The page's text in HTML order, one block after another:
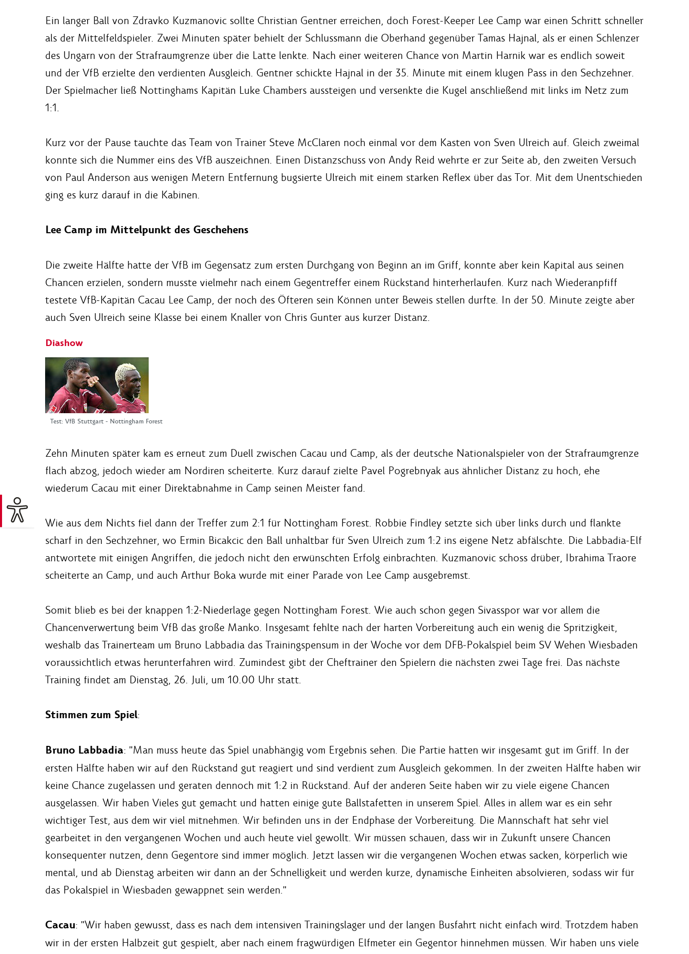
Ein langer Ball von Zdravko Kuzmanovic sollte Christian Gentner erreichen, doch Forest-Keeper Lee Camp war einen Schritt schneller
als der Mittelfeldspieler. Zwei Minuten später behielt der Schlussmann die Oberhand gegenüber Tamas Hajnal, als er einen Schlenzer
des Ungarn von der Strafraumgrenze über die Latte lenkte. Nach einer weiteren Chance von Martin Harnik war es endlich soweit
und der VfB erzielte den verdienten Ausgleich. Gentner schickte Hajnal in der 35. Minute mit einem klugen Pass in den Sechzehner.
Der Spielmacher ließ Nottinghams Kapitän Luke Chambers aussteigen und versenkte die Kugel anschließend mit links im Netz zum
1:1.
Kurz vor der Pause tauchte das Team von Trainer Steve McClaren noch einmal vor dem Kasten von Sven Ulreich auf. Gleich zweimal
konnte sich die Nummer eins des VfB auszeichnen. Einen Distanzschuss von Andy Reid wehrte er zur Seite ab, den zweiten Versuch
von Paul Anderson aus wenigen Metern Entfernung bugsierte Ulreich mit einem starken Reflex über das Tor. Mit dem Unentschieden
ging es kurz darauf in die Kabinen.
Lee Camp im Mittelpunkt des Geschehens
Die zweite Hälfte hatte der VfB im Gegensatz zum ersten Durchgang von Beginn an im Griff, konnte aber kein Kapital aus seinen
Chancen erzielen, sondern musste vielmehr nach einem Gegentreffer einem Rückstand hinterherlaufen. Kurz nach Wiederanpfiff
testete VfB-Kapitän Cacau Lee Camp, der noch des Öfteren sein Können unter Beweis stellen durfte. In der 50. Minute zeigte aber
auch Sven Ulreich seine Klasse bei einem Knaller von Chris Gunter aus kurzer Distanz.
Diashow
Test: VfB Stuttgart - Nottingham Forest
Zehn Minuten später kam es erneut zum Duell zwischen Cacau und Camp, als der deutsche Nationalspieler von der Strafraumgrenze
flach abzog, jedoch wieder am Nordiren scheiterte. Kurz darauf zielte Pavel Pogrebnyak aus ähnlicher Distanz zu hoch, ehe
wiederum Cacau mit einer Direktabnahme in Camp seinen Meister fand.
Wie aus dem Nichts fiel dann der Treffer zum 2:1 für Nottingham Forest. Robbie Findley setzte sich über links durch und flankte
scharf in den Sechzehner, wo Ermin Bicakcic den Ball unhaltbar für Sven Ulreich zum 1:2 ins eigene Netz abfälschte. Die Labbadia-Elf
antwortete mit einigen Angriffen, die jedoch nicht den erwünschten Erfolg einbrachten. Kuzmanovic schoss drüber, Ibrahima Traore
scheiterte an Camp, und auch Arthur Boka wurde mit einer Parade von Lee Camp ausgebremst.
Somit blieb es bei der knappen 1:2-Niederlage gegen Nottingham Forest. Wie auch schon gegen Sivasspor war vor allem die
Chancenverwertung beim VfB das große Manko. Insgesamt fehlte nach der harten Vorbereitung auch ein wenig die Spritzigkeit,
weshalb das Trainerteam um Bruno Labbadia das Trainingspensum in der Woche vor dem DFB-Pokalspiel beim SV Wehen Wiesbaden
voraussichtlich etwas herunterfahren wird. Zumindest gibt der Cheftrainer den Spielern die nächsten zwei Tage frei. Das nächste
Training findet am Dienstag, 26. Juli, um 10.00 Uhr statt.
Stimmen zum Spiel:
Bruno Labbadia: "Man muss heute das Spiel unabhängig vom Ergebnis sehen. Die Partie hatten wir insgesamt gut im Griff. In der
ersten Hälfte haben wir auf den Rückstand gut reagiert und sind verdient zum Ausgleich gekommen. In der zweiten Hälfte haben wir
keine Chance zugelassen und geraten dennoch mit 1:2 in Rückstand. Auf der anderen Seite haben wir zu viele eigene Chancen
ausgelassen. Wir haben Vieles gut gemacht und hatten einige gute Ballstafetten in unserem Spiel. Alles in allem war es ein sehr
wichtiger Test, aus dem wir viel mitnehmen. Wir befinden uns in der Endphase der Vorbereitung. Die Mannschaft hat sehr viel
gearbeitet in den vergangenen Wochen und auch heute viel gewollt. Wir müssen schauen, dass wir in Zukunft unsere Chancen
konsequenter nutzen, denn Gegentore sind immer möglich. Jetzt lassen wir die vergangenen Wochen etwas sacken, körperlich wie
mental, und ab Dienstag arbeiten wir dann an der Schnelligkeit und werden kurze, dynamische Einheiten absolvieren, sodass wir für
das Pokalspiel in Wiesbaden gewappnet sein werden."
Cacau: "Wir haben gewusst, dass es nach dem intensiven Trainingslager und der langen Busfahrt nicht einfach wird. Trotzdem haben
wir in der ersten Halbzeit gut gespielt, aber nach einem fragwürdigen Elfmeter ein Gegentor hinnehmen müssen. Wir haben uns viele